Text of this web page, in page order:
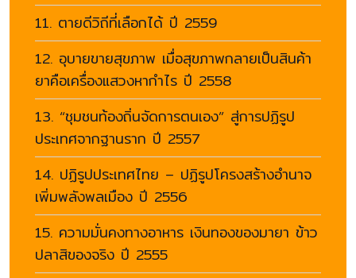
11. ตายดีวิถีที่เลือกได้ ปี 2559
12. อุบายขายสุขภาพ เมื่อสุขภาพกลายเป็นสินค้า
ยาคือเครื่องแสวงหากำไร ปี 2558
13. “ชุมชนท้องถิ่นจัดการตนเอง” สู่การปฏิรูป
ประเทศจากฐานราก ปี 2557
14. ปฏิรูปประเทศไทย – ปฏิรูปโครงสร้างอำนาจ
เพิ่มพลังพลเมือง ปี 2556
15. ความมั่นคงทางอาหาร เงินทองของมายา ข้าว
ปลาสิของจริง ปี 2555